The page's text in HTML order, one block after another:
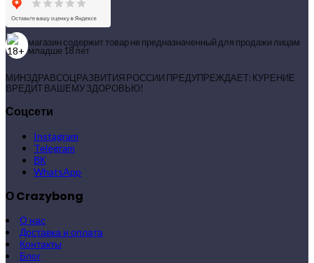
магазин содержит товар не предназначенный для продажи лицам
младше 18 лет
МИНЗДРАВСОЦРАЗВИТИЯ РОССИИ ПРЕДУПРЕЖДАЕТ: КУРЕНИЕ
ВРЕДИТ ВАШЕМУ ЗДОРОВЬЮ!
Соцсети
Instagram
Telegram
ВК
WhatsApp
О Crazybong
О нас
Доставка и оплата
Контакты
Блог